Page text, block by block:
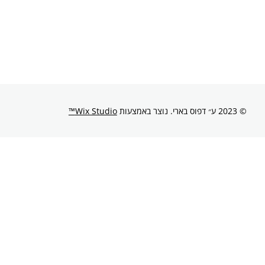
© 2023 ע״ דפוס בארי. נוצר באמצעות Wix Studio™